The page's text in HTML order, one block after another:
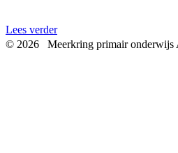
Lees verder
© 2026 Meerkring primair onderwijs